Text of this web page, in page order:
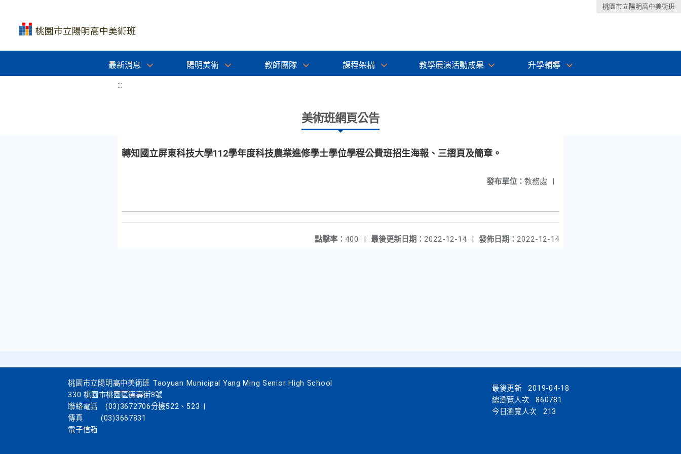
桃園市立陽明高中美術班
最新消息 陽明美術 教師團隊 課程架構 教學展演活動成果 升學輔導
:::
美術班網頁公告
轉知國立屏東科技大學112學年度科技農業進修學士學位學程公費班招生海報、三摺頁及簡章。
發布單位： 教務處 |
發佈日期： 2022-12-14
最後更新日期： 2022-12-14 |
點擊率： 400 |
桃園市立陽明高中美術班 Taoyuan Municipal Yang Ming Senior High School
330 桃園市桃園區德壽街8號
聯絡電話
(03)3672706分機522、523
傳真
(03)3667831
電子信箱
最後更新
2019-04-18
總瀏覽人次
860781
今日瀏覽人次
213